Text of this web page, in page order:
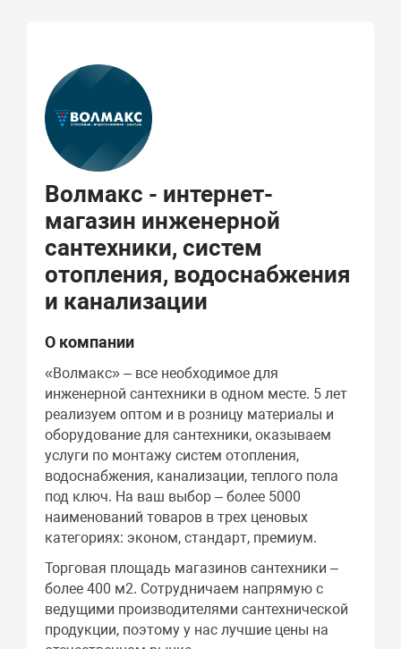
Волмакс - интернет-
магазин инженерной
сантехники, систем
отопления, водоснабжения
и канализации
О компании
«Волмакс» – все необходимое для
инженерной сантехники в одном месте. 5 лет
реализуем оптом и в розницу материалы и
оборудование для сантехники, оказываем
услуги по монтажу систем отопления,
водоснабжения, канализации, теплого пола
под ключ. На ваш выбор – более 5000
наименований товаров в трех ценовых
категориях: эконом, стандарт, премиум.
Торговая площадь магазинов сантехники –
более 400 м2. Сотрудничаем напрямую с
ведущими производителями сантехнической
продукции, поэтому у нас лучшие цены на